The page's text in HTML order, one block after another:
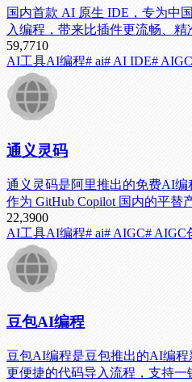
国内首款 AI 原生 IDE，专为中
入编程，带来比插件更流畅、精
59,7710
AI工具AI编程# ai# AI IDE# AIGC
通义灵码
通义灵码是阿里推出的免费AI编
作为 GitHub Copilot 国内的平替
22,3900
AI工具AI编程# ai# AIGC# AIGC
豆包AI编程
豆包AI编程是豆包推出的AI编
更便捷的代码导入流程，支持